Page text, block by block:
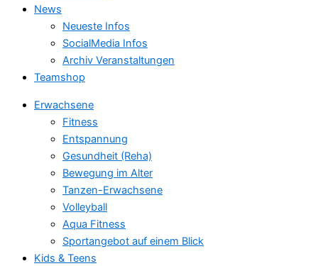
News
Neueste Infos
SocialMedia Infos
Archiv Veranstaltungen
Teamshop
Erwachsene
Fitness
Entspannung
Gesundheit (Reha)
Bewegung im Alter
Tanzen-Erwachsene
Volleyball
Aqua Fitness
Sportangebot auf einem Blick
Kids & Teens